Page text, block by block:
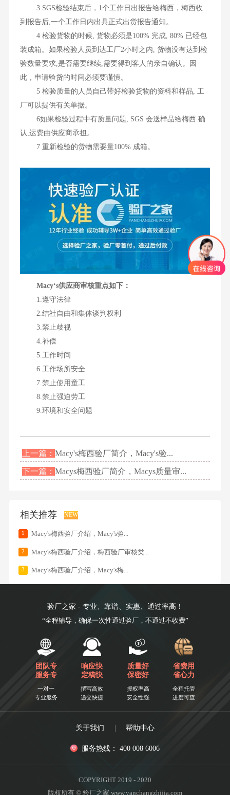
3 SGS检验结束后，1个工作日出报告给梅西，梅西收
到报告后,一个工作日内出具正式出货报告通知。
4 检验货物的时候, 货物必须是100% 完成, 80% 已经包
装成箱。如果检验人员到达工厂2小时之内, 货物没有达到检
验数量要求,是否需要继续,需要得到客人的亲自确认。因
此，申请验货的时间必须要谨慎。
5 检验质量的人员自己带好检验货物的资料和样品, 工
厂可以提供有关单据。
6如果检验过程中有质量问题, SGS 会送样品给梅西 确
认,运费由供应商承担。
7 重新检验的货物需要量100% 成箱。
Macy‘s供应商审核重点如下：
1.遵守法律
2.结社自由和集体谈判权利
3.禁止歧视
4.补偿
5.工作时间
6.工作场所安全
7.禁止使用童工
8.禁止强迫劳工
9.环境和安全问题
上一篇：Macy's梅西验厂简介，Macy's验...
下一篇：Macys梅西验厂简介，Macys质量审...
相关推荐 NEW
1 Macy's梅西验厂介绍，Macy's验...
2 Macy's梅西验厂介绍，梅西验厂审核类...
3 Macy's梅西验厂介绍，Macy's梅...
验厂之家 - 专业、靠谱、实惠、通过率高！
“全程辅导，确保一次性通过验厂，不通过不收费”
团队专
服务专
一对一
专业服务
响应快
定稿快
撰写高效
递交快捷
质量好
保密好
授权率高
安全性强
省费用
省心力
全程托管
进度可查
关于我们 | 帮助中心
服务热线： 400 008 6006
COPYRIGHT 2019 - 2020
版权所有 © 验厂之家 www.yanchangzhijia.com